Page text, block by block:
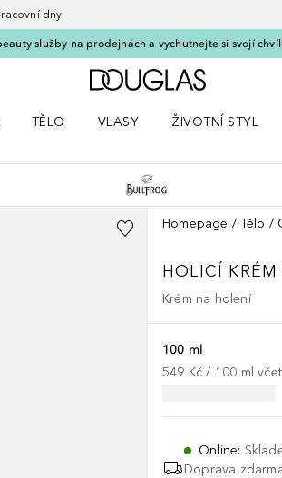
dny
služby na prodejnách a vychutnejte si svojí
Domů
TĚLO
VLASY
ŽIVOTNÍ STYL
Homepage Tělo
HOLICÍ
Krém na holení
100 ml
549 Kč / 100 ml
Online:
Doprava